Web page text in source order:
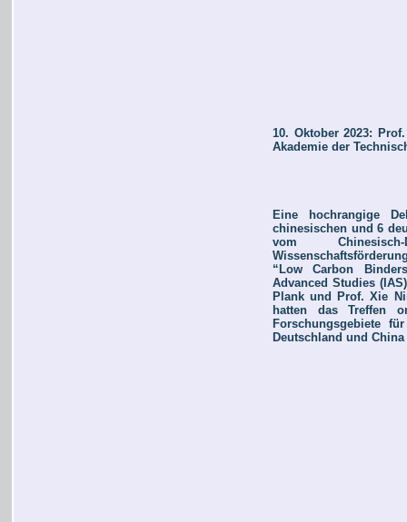
10. Oktober 2023:
Akademie der
Eine hochrangige
chinesischen und 6
vom
“Low Carbon
Advanced Studies
Plank und Prof. Xie
hatten das Treffen
Forschungsgebiete
Deutschland und